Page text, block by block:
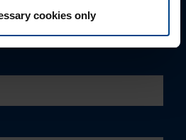
cookies only